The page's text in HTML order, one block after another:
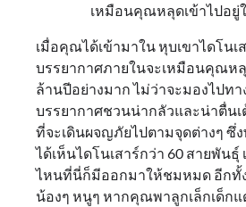
เหมือนคุณหลุดเข้าไปอยู่
เมื่อคุณได้เข้ามาใน หุบเขาไดโนเ
บรรยากาศภายในจะเหมือนคุณห
ล้านปีอย่างมาก ไม่ว่าจะมองไปท
บรรยากาศชวนน่ากลัวและน่าตื่น
ที่จะเดินผจญภัยไปตามจุดต่างๆ
ได้เห็นไดโนเสาร์กว่า 60 สายพันธุ์
ไหนที่นี่ก็มีออกมาให้ชมหมด อีกทั้
น้องๆ หนูๆ หากคุณพาลูกเล็กเด็กแ